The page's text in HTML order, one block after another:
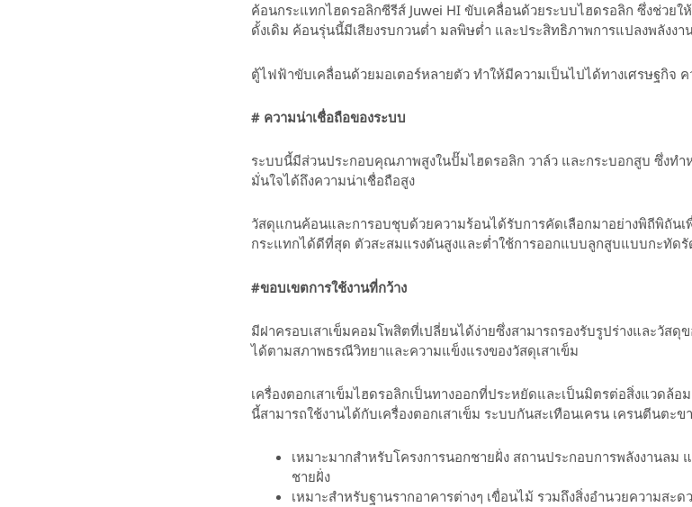
ค้อนกระแทกไฮดรอลิกซีรีส์ Juwei HI ขับเคลื่อนด้วยระบบไฮดรอลิก ซึ่งช่วย
ดั้งเดิม ค้อนรุ่นนี้มีเสียงรบกวนต่ำ มลพิษต่ำ และประสิทธิภาพการแปลงพลังงา
ตู้ไฟฟ้าขับเคลื่อนด้วยมอเตอร์หลายตัว ทำให้มีความเป็นไปได้ทางเศรษฐกิจ
# ความน่าเชื่อถือของระบบ
ระบบนี้มีส่วนประกอบคุณภาพสูงในปั๊มไฮดรอลิก วาล์ว และกระบอกสูบ ซึ่งท
มั่นใจได้ถึงความน่าเชื่อถือสูง
วัสดุแกนค้อนและการอบชุบด้วยความร้อนได้รับการคัดเลือกมาอย่างพิถีพิถั
กระแทกได้ดีที่สุด ตัวสะสมแรงดันสูงและต่ำใช้การออกแบบลูกสูบแบบกะทัดรั
#ขอบเขตการใช้งานที่กว้าง
มีฝาครอบเสาเข็มคอมโพสิตที่เปลี่ยนได้ง่ายซึ่งสามารถรองรับรูปร่างและวัส
ได้ตามสภาพธรณีวิทยาและความแข็งแรงของวัสดุเสาเข็ม
เครื่องตอกเสาเข็มไฮดรอลิกเป็นทางออกที่ประหยัดและเป็นมิตรต่อสิ่งแวดล้
นี้สามารถใช้งานได้กับเครื่องตอกเสาเข็ม ระบบกันสะเทือนเครน เครนตีนตะ
เหมาะมากสำหรับโครงการนอกชายฝั่ง สถานประกอบการพลังงานลม
ชายฝั่ง
เหมาะสำหรับฐานรากอาคารต่างๆ เขื่อนไม้ รวมถึงสิ่งอำนวยความสะ